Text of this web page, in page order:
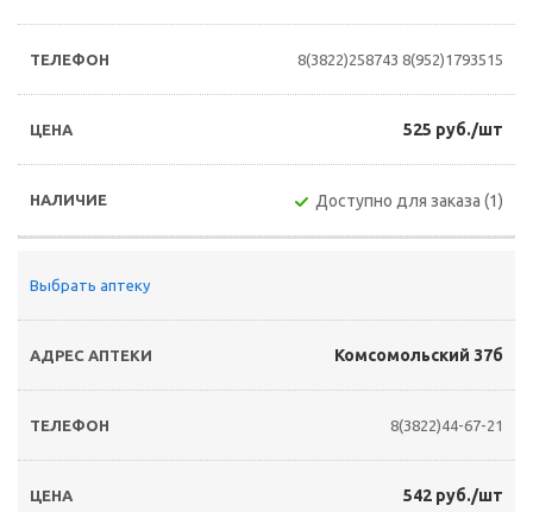
8(3822)258743 8(952)1793515
525 руб./шт
Доступно для заказа (1)
Выбрать аптеку
Комсомольский 37б
8(3822)44-67-21
542 руб./шт